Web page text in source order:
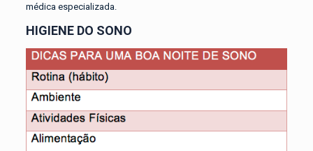
médica especializada.
HIGIENE DO SONO